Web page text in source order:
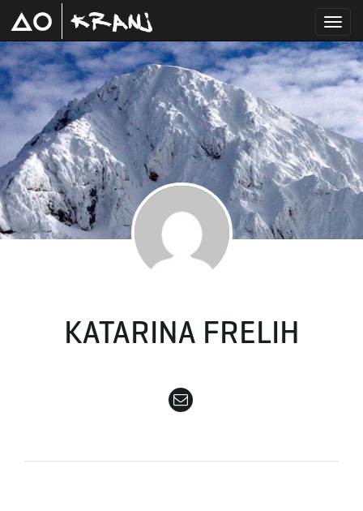
T
g
n
KATARINA FRELIH